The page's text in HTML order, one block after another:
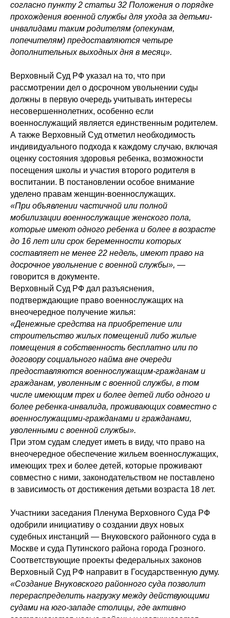
согласно пункту 2 статьи 32 Положения о порядке
прохождения военной службы для ухода за детьми-
инвалидами таким родителям (опекунам,
попечителям) предоставляются четыре
дополнительных выходных дня в месяц».
Верховный Суд РФ указал на то, что при
рассмотрении дел о досрочном увольнении суды
должны в первую очередь учитывать интересы
несовершеннолетних, особенно если
военнослужащий является единственным родителем.
А также Верховный Суд отметил необходимость
индивидуального подхода к каждому случаю, включая
оценку состояния здоровья ребенка, возможности
посещения школы и участия второго родителя в
воспитании. В постановлении особое внимание
уделено правам женщин-военнослужащих.
«При объявлении частичной или полной
мобилизации военнослужащие женского пола,
которые имеют одного ребенка и более в возрасте
до 16 лет или срок беременности которых
составляет не менее 22 недель, имеют право на
досрочное увольнение с военной службы», —
говорится в документе.
Верховный Суд РФ дал разъяснения,
подтверждающие право военнослужащих на
внеочередное получение жилья:
«Денежные средства на приобретение или
строительство жилых помещений либо жилые
помещения в собственность бесплатно или по
договору социального найма вне очереди
предоставляются военнослужащим-гражданам и
гражданам, уволенным с военной службы, в том
числе имеющим трех и более детей либо одного и
более ребенка-инвалида, проживающих совместно с
военнослужащими-гражданами и гражданами,
уволенными с военной службы».
При этом судам следует иметь в виду, что право на
внеочередное обеспечение жильем военнослужащих,
имеющих трех и более детей, которые проживают
совместно с ними, законодательством не поставлено
в зависимость от достижения детьми возраста 18 лет.
Участники заседания Пленума Верховного Суда РФ
одобрили инициативу о создании двух новых
судебных инстанций — Внуковского районного суда в
Москве и суда Путинского района города Грозного.
Соответствующие проекты федеральных законов
Верховный Суд РФ направит в Государственную думу.
«Создание Внуковского районного суда позволит
перераспределить нагрузку между действующими
судами на юго-западе столицы, где активно